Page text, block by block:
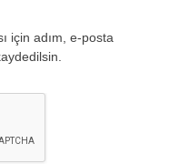
için adım, e-posta